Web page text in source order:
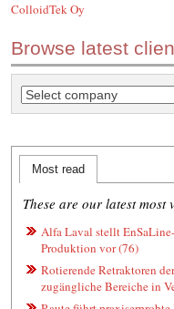
ColloidTek Oy
Browse latest
Most read
These are our latest most
Alfa Laval stellt
Produktion vor (76)
Rotierende Retraktoren
zugängliche Bereiche in